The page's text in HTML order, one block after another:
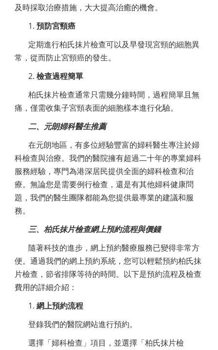
及時採取治療措施，大大提高治癒的機會。
1. 預防宮頸癌
定期進行柏氏抹片檢查可以及早發現宮頸的細胞異
常，從而防止宮頸癌的發生。
2. 檢查過程簡單
柏氏抹片檢查通常只需幾分鐘時間，過程簡單且無
痛，僅需收集子宮頸表面的細胞樣本進行化驗。
二、元朗婦科醫生推薦
在元朗地區，有多位經驗豐富的婦科醫生專注於婦
科檢查與治療。我們的醫院擁有超過二十年的專業婦科
服務經驗，專門為港深居民提供全面的婦科檢查和治
療。無論您是需要例行檢查，還是有其他婦科健康問
題，我們的醫生團隊都能為您提供最專業的建議和服
務。
三、柏氏抹片檢查網上預約流程與價錢
隨著科技的進步，網上預約醫療服務已變得非常方
便。通過我們的網上預約系統，您可以輕鬆預約柏氏抹
片檢查，節省排隊等待的時間。以下是預約流程及檢查
費用的詳細介紹：
1. 網上預約流程
登錄我們的醫院網站進行預約。
選擇「婦科檢查」項目，並選擇「柏氏抹片檢